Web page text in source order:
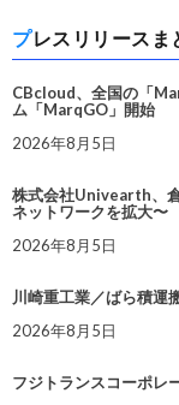
プレスリリース
CBcloud、全国の「
ム「MarqGO」開始
2026年8月5日
株式会社Univearth、
ネットワークを拡大〜
2026年8月5日
川崎重工業／ばら積運
2026年8月5日
フジトランスコーポレ